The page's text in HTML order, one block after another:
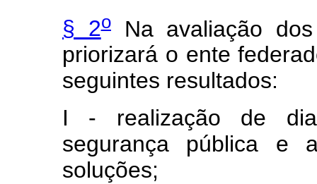
§ 2oNa avaliação dos
priorizará o ente
seguintes resultados:
I - realização de
segurança pública e
soluções;